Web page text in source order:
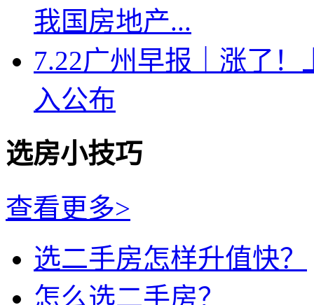
我国房地产...
7.22广州早报｜涨了
入公布
选房小技巧
查看更多>
选二手房怎样升值快？
怎么选二手房？